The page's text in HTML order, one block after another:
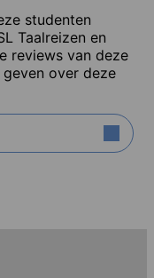
studenten
Taalreizen en
reviews van deze
over deze